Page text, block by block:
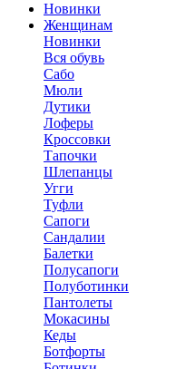
Новинки
Женщинам
Новинки
Вся обувь
Сабо
Мюли
Дутики
Лоферы
Кроссовки
Тапочки
Шлепанцы
Угги
Туфли
Сапоги
Сандалии
Балетки
Полусапоги
Полуботинки
Пантолеты
Мокасины
Кеды
Ботфорты